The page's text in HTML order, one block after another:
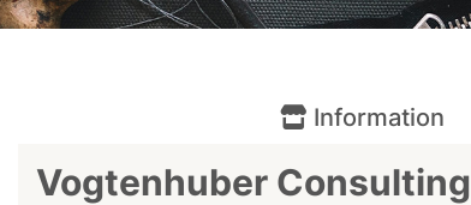
Information
Vogtenhuber Consulting